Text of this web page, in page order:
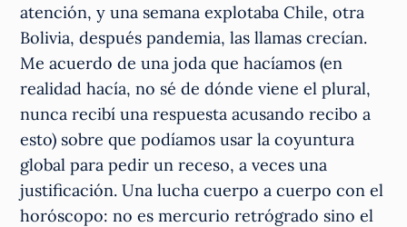
atención, y una semana explotaba Chile, otra
Bolivia, después pandemia, las llamas crecían.
Me acuerdo de una joda que hacíamos (en
realidad hacía, no sé de dónde viene el plural,
nunca recibí una respuesta acusando recibo a
esto) sobre que podíamos usar la coyuntura
global para pedir un receso, a veces una
justificación. Una lucha cuerpo a cuerpo con el
horóscopo: no es mercurio retrógrado sino el